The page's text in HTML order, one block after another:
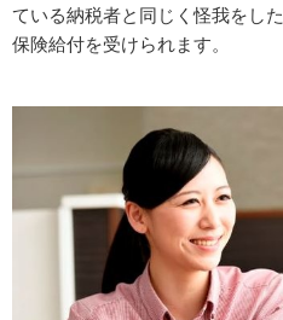
ている納税者と同じく怪我をし
保険給付を受けられます。